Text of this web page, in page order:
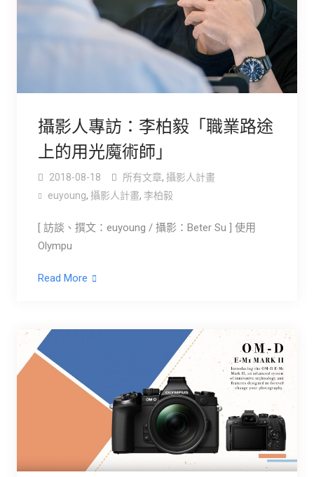
攝影人專訪：李柏毅「職業路途
上的用光魔術師」
2018-08-18 所有文章, 攝影人計畫
euyoung, 攝影人計畫, 李柏毅
[ 訪談、撰文：euyoung / 攝影：Beter Su ] 使用
Olympu
Read More